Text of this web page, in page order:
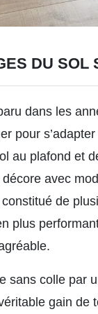
DU SOL
dans les
pour
au plafond et
avec
de
plus
sans colle par
gain de